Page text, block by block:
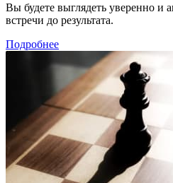
Вы будете выглядеть уверенно и
встречи до результата.
Подробнее